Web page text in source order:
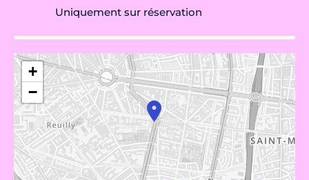
Uniquement sur réservation
+
−